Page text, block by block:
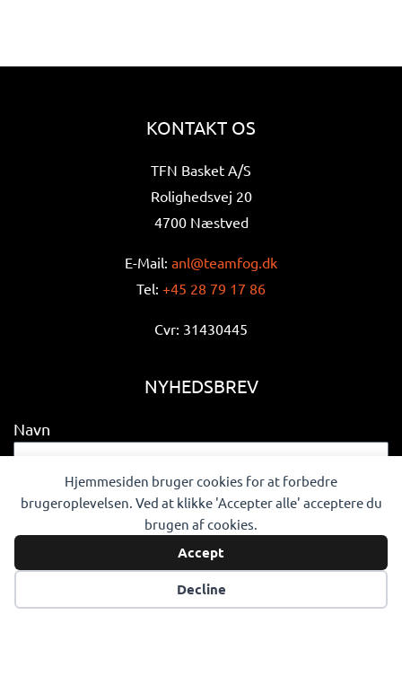
Hjemmesiden bruger cookies for at forbedre
brugeroplevelsen. Ved at klikke 'Accepter alle' acceptere du
brugen af cookies.
Accept
Decline
KONTAKT OS
TFN Basket A/S
Rolighedsvej 20
4700 Næstved
E-Mail: anl@teamfog.dk
Tel: +45 28 79 17 86
Cvr: 31430445
NYHEDSBREV
Navn
E-mail
Tilmeld dig nyhedsbrev